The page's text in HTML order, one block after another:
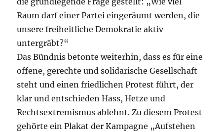
Raum darf einer Partei eingeräumt werden, die
unsere freiheitliche Demokratie aktiv
untergräbt?“
Das Bündnis betonte weiterhin, dass es für eine
offene, gerechte und solidarische Gesellschaft
steht und einen friedlichen Protest führt, der
klar und entschieden Hass, Hetze und
Rechtsextremismus ablehnt. Zu diesem Protest
gehörte ein Plakat der Kampagne „Aufstehen